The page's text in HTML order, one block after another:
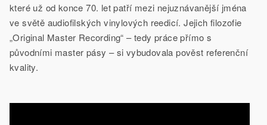
které už od konce 70. let patří mezi nejuznávanější jména
ve světě audiofilských vinylových reedicí. Jejich filozofie
„Original Master Recording“ – tedy práce přímo s
původními master pásy – si vybudovala pověst referenční
kvality.